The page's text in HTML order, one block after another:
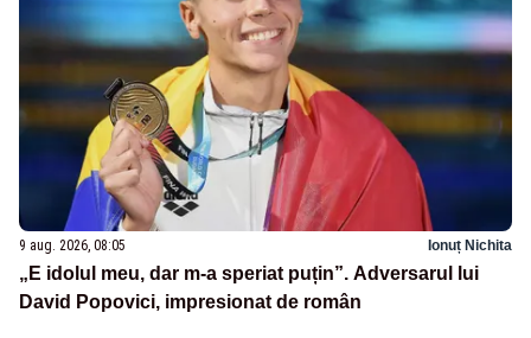
9 aug. 2026, 08:05 Ionuț Nichita
„E idolul meu, dar m-a speriat puțin”. Adversarul lui
David Popovici, impresionat de român